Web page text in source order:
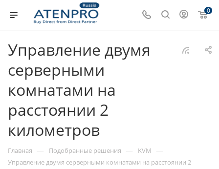
0
Управление двумя
серверными
комнатами на
расстоянии 2
километров
Главная — Подобранные решения — KVM —
Управление двумя серверными комнатами на расстоянии 2